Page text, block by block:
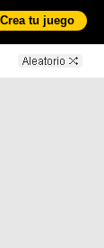
Crea tu juego